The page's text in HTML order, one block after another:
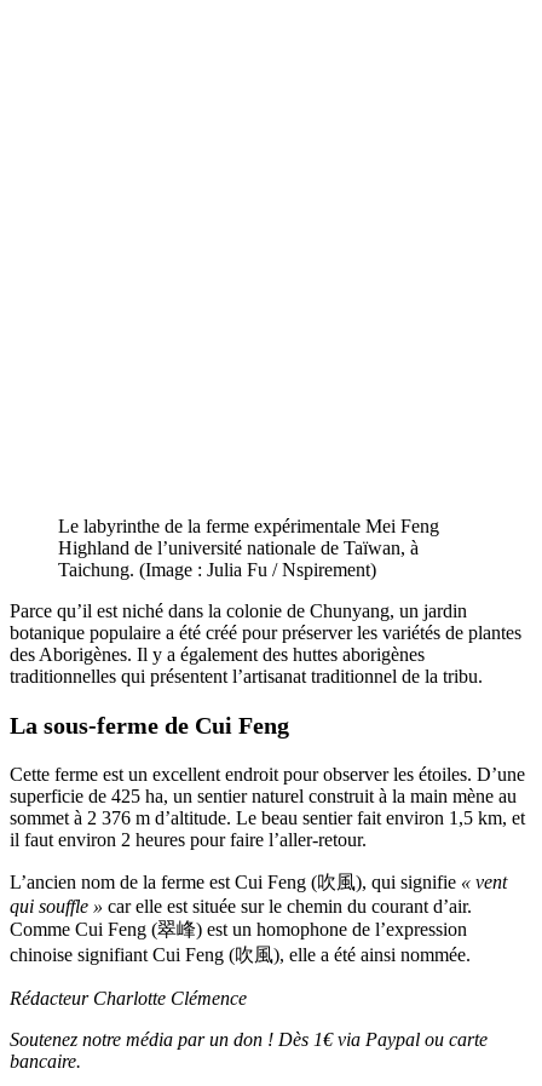
Le labyrinthe de la ferme expérimentale Mei Feng
Highland de l’université nationale de Taïwan, à
Taichung. (Image : Julia Fu / Nspirement)
Parce qu’il est niché dans la colonie de Chunyang, un jardin
botanique populaire a été créé pour préserver les variétés de plantes
des Aborigènes. Il y a également des huttes aborigènes
traditionnelles qui présentent l’artisanat traditionnel de la tribu.
La sous-ferme de Cui Feng
Cette ferme est un excellent endroit pour observer les étoiles. D’une
superficie de 425 ha, un sentier naturel construit à la main mène au
sommet à 2 376 m d’altitude. Le beau sentier fait environ 1,5 km, et
il faut environ 2 heures pour faire l’aller-retour.
L’ancien nom de la ferme est Cui Feng (吹風), qui signifie « vent
qui souffle » car elle est située sur le chemin du courant d’air.
Comme Cui Feng (翠峰) est un homophone de l’expression
chinoise signifiant Cui Feng (吹風), elle a été ainsi nommée.
Rédacteur Charlotte Clémence
Soutenez notre média par un don ! Dès 1€ via Paypal ou carte
bancaire.